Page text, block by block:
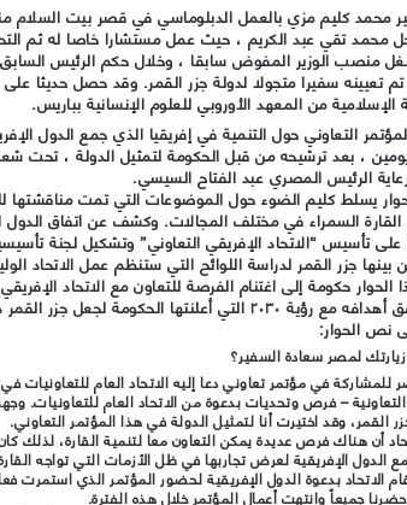
محمد كليم مزي بالعمل الدبلوماسي في قصر بيت السلام
محمد تقي عبد الكريم ، حيث عمل مستشارا خاصا له ثم
منصب الوزير المفوض سابقا ، وخلال حكم الرئيس
تعيينه سفيرا متجولا لدولة جزر القمر. وقد حصل حديثا على
من المعهد الأوروبي للعلوم الإنسانية بباريس.
التعاوني حول التنمية في إفريقيا الذي جمع الدول
، بعد ترشيحه من قبل الحكومة لتمثيل الدولة ، تحت
الرئيس المصري عبد الفتاح السيسي.
يسلط كليم الضوء حول الموضوعات التي تمت مناقشتها
القارة السمراء في مختلف المجالات. وكشف عن اتفاق الدول
تأسيس “الاتحاد الإفريقي التعاوني” وتشكيل لجنة
جزر القمر لدراسة اللوائح التي ستنظم عمل الاتحاد
حكومة إلى اغتنام الفرصة للتعاون مع الاتحاد
الجديد لتوافق أهدافه مع رؤية ٢٠٣٠ التي أعلنتها الحكومة لجعل جزر
نص الحوار:
لمصر سعادة السفير؟
في مؤتمر تعاوني دعا إليه الاتحاد العام للتعاونيات
– فرص وتحديات بدعوة من الاتحاد العام للتعاونيات.
القمر، وقد اختيرت أنا لتمثيل الدولة في هذا المؤتمر التعاوني.
أن هناك فرص عديدة يمكن التعاون معا لتنمية القارة، لذلك
الدول الإفريقية لعرض تجاربها في ظل الأزمات التي تواجه
الاتحاد بدعوة الدول الإفريقية لحضور المؤتمر الذي استمرت
جميعاً وانتهت أعمال المؤتمر خلال هذه الفترة.